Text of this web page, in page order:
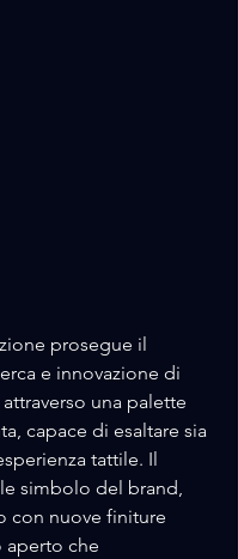
prosegue il
e innovazione di
una palette
capace di esaltare sia
tattile. Il
simbolo del brand,
con nuove finiture
aperto che